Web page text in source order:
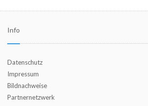
Info
Datenschutz
Impressum
Bildnachweise
Partnernetzwerk